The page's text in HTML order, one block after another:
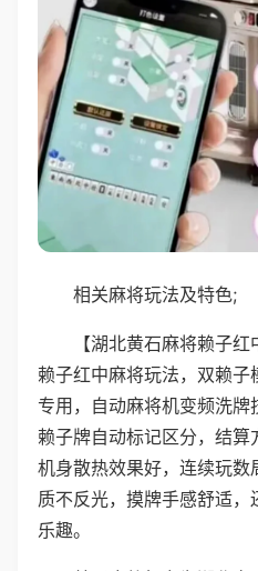
相关麻将玩法及特色;
【湖北黄石麻将赖子
赖子红中麻将玩法，双赖
专用，自动麻将机变频洗牌
赖子牌自动标记区分，结算
机身散热效果好，连续玩
质不反光，摸牌手感舒适
乐趣。